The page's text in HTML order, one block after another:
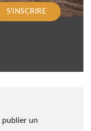
S'INSCRIRE
publier un